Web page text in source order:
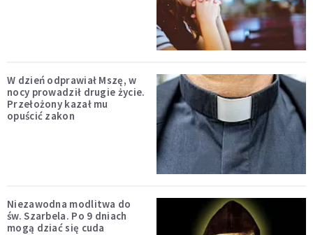
W dzień odprawiał Mszę, w
nocy prowadził drugie życie.
Przełożony kazał mu
opuścić zakon
Niezawodna modlitwa do
św. Szarbela. Po 9 dniach
mogą dziać się cuda